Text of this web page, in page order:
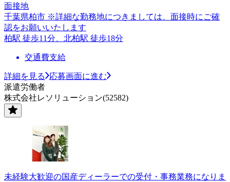
面接地
千葉県柏市 ※詳細な勤務地につきましては、面接時にご確
認をお願いいたします
柏駅 徒歩11分、北柏駅 徒歩18分
交通費支給
詳細を見る
応募画面に進む
派遣労働者
株式会社レソリューション(52582)
未経験大歓迎の国産ディーラーでの受付・事務業務になりま